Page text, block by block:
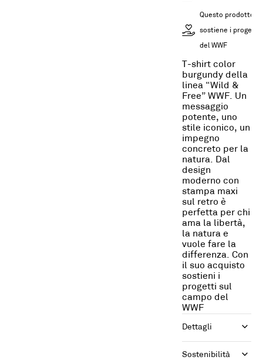
Questo prodotto
sostiene i progetti
del WWF
T-shirt color
burgundy della
linea “Wild &
Free” WWF. Un
messaggio
potente, uno
stile iconico, un
impegno
concreto per la
natura. Dal
design
moderno con
stampa maxi
sul retro è
perfetta per chi
ama la libertà,
la natura e
vuole fare la
differenza. Con
il suo acquisto
sostieni i
progetti sul
campo del
WWF
Dettagli
Sostenibilità